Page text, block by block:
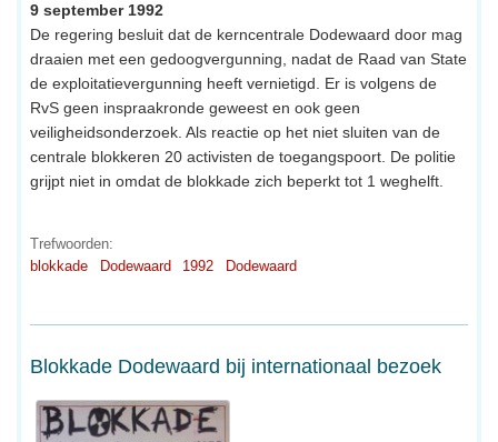
9 september 1992
De regering besluit dat de kerncentrale Dodewaard door mag
draaien met een gedoogvergunning, nadat de Raad van State
de exploitatievergunning heeft vernietigd. Er is volgens de
RvS geen inspraakronde geweest en ook geen
veiligheidsonderzoek. Als reactie op het niet sluiten van de
centrale blokkeren 20 activisten de toegangspoort. De politie
grijpt niet in omdat de blokkade zich beperkt tot 1 weghelft.
Trefwoorden:
blokkade
Dodewaard 1992 Dodewaard
Blokkade Dodewaard bij internationaal bezoek